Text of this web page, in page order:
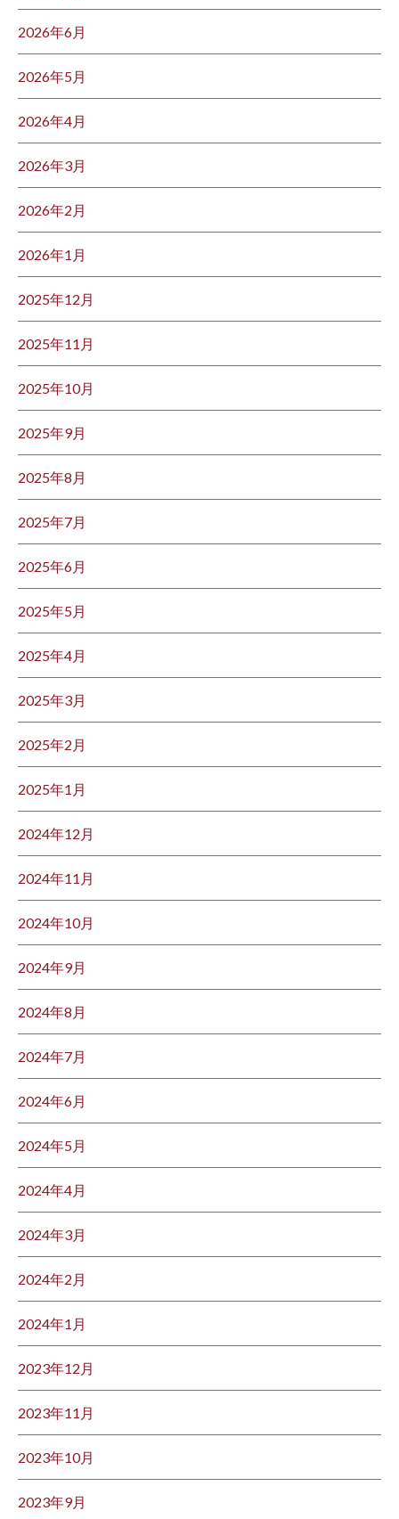
2026年6月
2026年5月
2026年4月
2026年3月
2026年2月
2026年1月
2025年12月
2025年11月
2025年10月
2025年9月
2025年8月
2025年7月
2025年6月
2025年5月
2025年4月
2025年3月
2025年2月
2025年1月
2024年12月
2024年11月
2024年10月
2024年9月
2024年8月
2024年7月
2024年6月
2024年5月
2024年4月
2024年3月
2024年2月
2024年1月
2023年12月
2023年11月
2023年10月
2023年9月